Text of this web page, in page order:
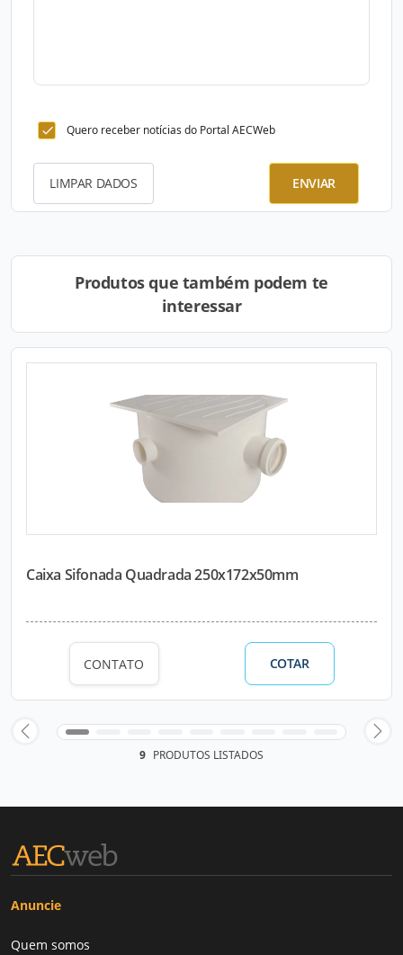
Quero receber notícias do Portal AECWeb
LIMPAR DADOS ENVIAR
Produtos que também podem te
interessar
Caixa Sifonada Quadrada 250x172x50mm
CONTATO COTAR
9 PRODUTOS LISTADOS
Anuncie
Quem somos